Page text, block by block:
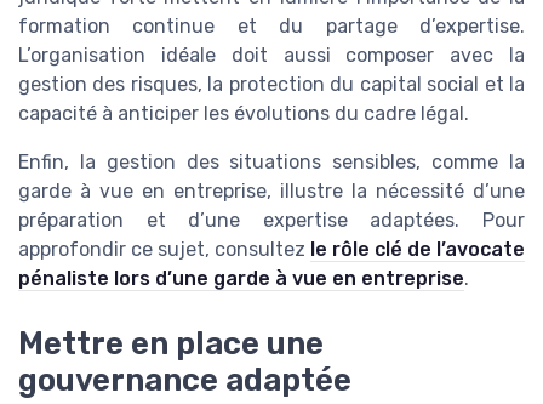
formation continue et du partage d’expertise.
L’organisation idéale doit aussi composer avec la
gestion des risques, la protection du capital social et la
capacité à anticiper les évolutions du cadre légal.
Enfin, la gestion des situations sensibles, comme la
garde à vue en entreprise, illustre la nécessité d’une
préparation et d’une expertise adaptées. Pour
approfondir ce sujet, consultez le rôle clé de l’avocate
pénaliste lors d’une garde à vue en entreprise.
Mettre en place une
gouvernance adaptée